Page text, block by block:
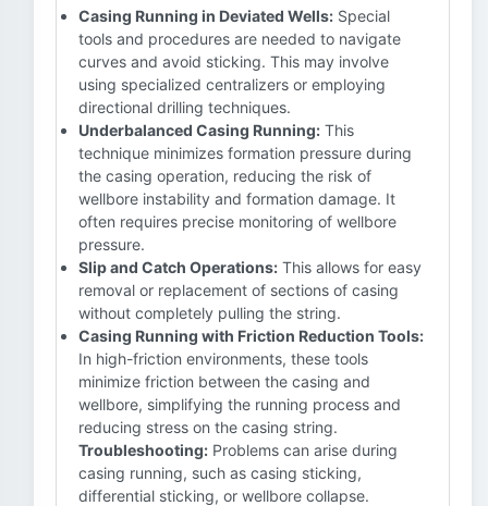
Casing Running in Deviated Wells: Special
tools and procedures are needed to navigate
curves and avoid sticking. This may involve
using specialized centralizers or employing
directional drilling techniques.
Underbalanced Casing Running: This
technique minimizes formation pressure during
the casing operation, reducing the risk of
wellbore instability and formation damage. It
often requires precise monitoring of wellbore
pressure.
Slip and Catch Operations: This allows for easy
removal or replacement of sections of casing
without completely pulling the string.
Casing Running with Friction Reduction Tools:
In high-friction environments, these tools
minimize friction between the casing and
wellbore, simplifying the running process and
reducing stress on the casing string.
Troubleshooting: Problems can arise during
casing running, such as casing sticking,
differential sticking, or wellbore collapse.